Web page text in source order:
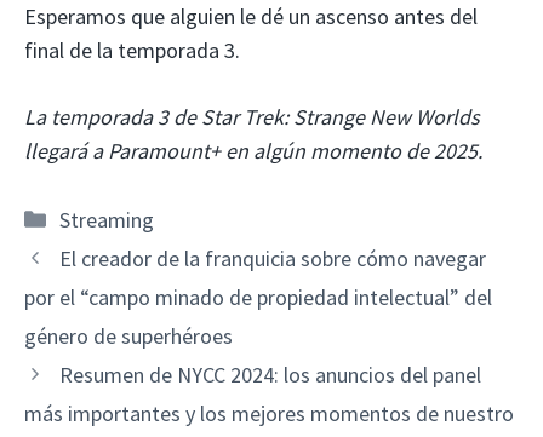
Esperamos que alguien le dé un ascenso antes del
final de la temporada 3.
La temporada 3 de Star Trek: Strange New Worlds
llegará a Paramount+ en algún momento de 2025.
Categorías
Streaming
El creador de la franquicia sobre cómo navegar
por el “campo minado de propiedad intelectual” del
género de superhéroes
Resumen de NYCC 2024: los anuncios del panel
más importantes y los mejores momentos de nuestro